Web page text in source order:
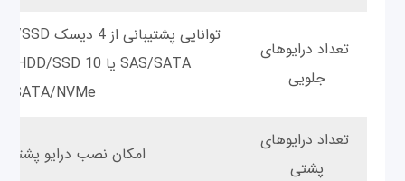
تعداد درایوهای
جلویی
SATA/NVMe
تعداد درایوهای
پشتی
امکان نصب درایو